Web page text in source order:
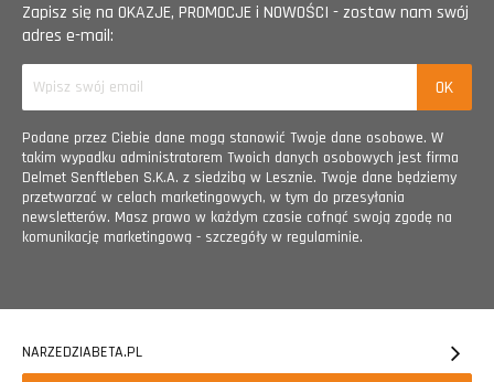
Zapisz się na OKAZJE, PROMOCJE i NOWOŚCI - zostaw nam swój
adres e-mail:
Podane przez Ciebie dane mogą stanowić Twoje dane osobowe. W
takim wypadku administratorem Twoich danych osobowych jest firma
Delmet Senftleben S.K.A. z siedzibą w Lesznie. Twoje dane będziemy
przetwarzać w celach marketingowych, w tym do przesyłania
newsletterów. Masz prawo w każdym czasie cofnąć swoją zgodę na
komunikację marketingową - szczegóły w regulaminie.
NARZEDZIABETA.PL